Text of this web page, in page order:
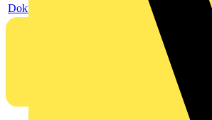
Dokument